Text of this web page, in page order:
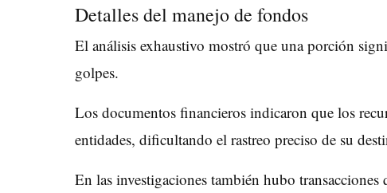
Detalles del manejo de fondos
El análisis exhaustivo mostró que una porción
golpes.
Los documentos financieros indicaron que los
entidades, dificultando el rastreo preciso de su
En las investigaciones también hubo